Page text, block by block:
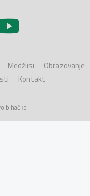
Medžlisi
Obrazovanje
Kontakt
bihaćko